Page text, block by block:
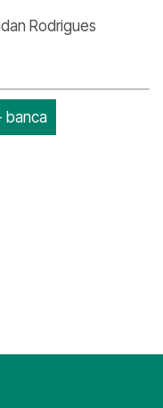
Rodrigues
banca